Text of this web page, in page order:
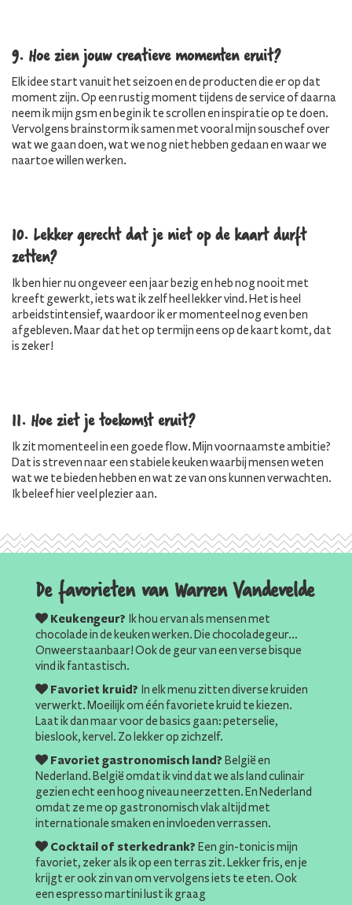
9. Hoe zien jouw creatieve momenten eruit?
Elk idee start vanuit het seizoen en de producten die er op dat
moment zijn. Op een rustig moment tijdens de service of daarna
neem ik mijn gsm en begin ik te scrollen en inspiratie op te doen.
Vervolgens brainstorm ik samen met vooral mijn souschef over
wat we gaan doen, wat we nog niet hebben gedaan en waar we
naartoe willen werken.
10. Lekker gerecht dat je niet op de kaart durft
zetten?
Ik ben hier nu ongeveer een jaar bezig en heb nog nooit met
kreeft gewerkt, iets wat ik zelf heel lekker vind. Het is heel
arbeidstintensief, waardoor ik er momenteel nog even ben
afgebleven. Maar dat het op termijn eens op de kaart komt, dat
is zeker!
11. Hoe ziet je toekomst eruit?
Ik zit momenteel in een goede flow. Mijn voornaamste ambitie?
Dat is streven naar een stabiele keuken waarbij mensen weten
wat we te bieden hebben en wat ze van ons kunnen verwachten.
Ik beleef hier veel plezier aan.
De favorieten van Warren Vandevelde
Keukengeur?
Ik hou ervan als mensen met
chocolade in de keuken werken. Die chocoladegeur…
Onweerstaanbaar! Ook de geur van een verse bisque
vind ik fantastisch.
Favoriet kruid? In elk menu zitten diverse kruiden
verwerkt. Moeilijk om één favoriete kruid te kiezen.
Laat ik dan maar voor de basics gaan: peterselie,
bieslook, kervel. Zo lekker op zichzelf.
Favoriet gastronomisch land? België en
Nederland. België omdat ik vind dat we als land culinair
gezien echt een hoog niveau neerzetten. En Nederland
omdat ze me op gastronomisch vlak altijd met
internationale smaken en invloeden verrassen.
Cocktail of sterkedrank? Een gin-tonic is mijn
favoriet, zeker als ik op een terras zit. Lekker fris, en je
krijgt er ook zin van om vervolgens iets te eten. Ook
een espresso martini lust ik graag